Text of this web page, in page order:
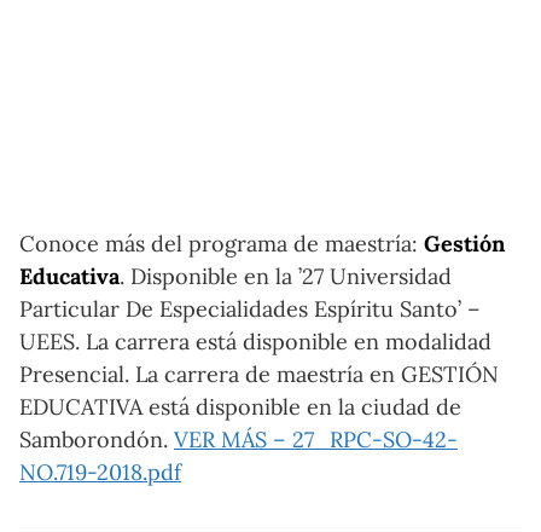
Conoce más del programa de maestría: Gestión
Educativa. Disponible en la ’27 Universidad
Particular De Especialidades Espíritu Santo’ –
UEES. La carrera está disponible en modalidad
Presencial. La carrera de maestría en GESTIÓN
EDUCATIVA está disponible en la ciudad de
Samborondón. VER MÁS – 27_RPC-SO-42-
NO.719-2018.pdf